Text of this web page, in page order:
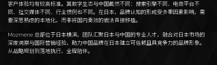
客户体验均有较高标准。其数字生态与中国截然不同：搜索引擎不同、电商平台不
同、社交媒体不同、行业惯例也不同。在日本，品牌认知的形成受多重因素影响，需
要深思熟虑的本地化，而非将国内奏效的做法直接移植。
Mozmene 总部位于日本横滨，团队汇聚日本与中国的专业人才，融合对日本市场的
深度洞察与国际营销经验，助力中国品牌在日本建立可信赖且具竞争力的品牌形象。
从战略规划到落地执行，全程陪伴。